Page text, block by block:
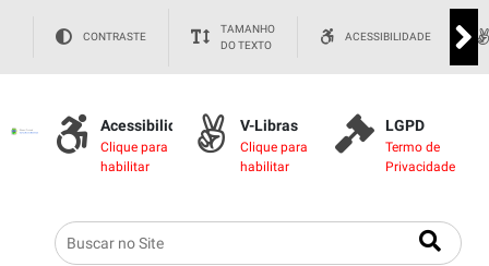
CONTRASTE
TAMANHO
DO TEXTO
ACESSIBILIDADE
Acessibilidade
Clique para
habilitar
V-Libras
Clique para
habilitar
LGPD
Termo de
Privacidade